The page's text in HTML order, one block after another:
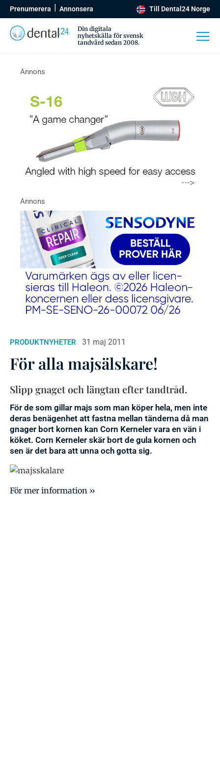
Prenumerera Annonsera Till Dental24 Norge
Din digitala
nyhetskälla för svensk
tandvård sedan 2008.
PRODUKTNYHETER 31 maj 2011
För alla majsälskare!
Slipp gnaget och längtan efter tandtråd.
För de som gillar majs som man köper hela, men inte
deras benägenhet att fastna mellan tänderna då man
gnager bort kornen kan Corn Kerneler vara en vän i
köket. Corn Kerneler skär bort de gula kornen och
sen är det bara att unna och gotta sig.
För mer information ››